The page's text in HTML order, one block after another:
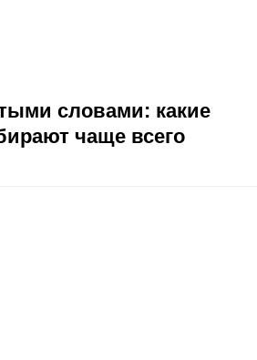
словами: какие
чаще всего